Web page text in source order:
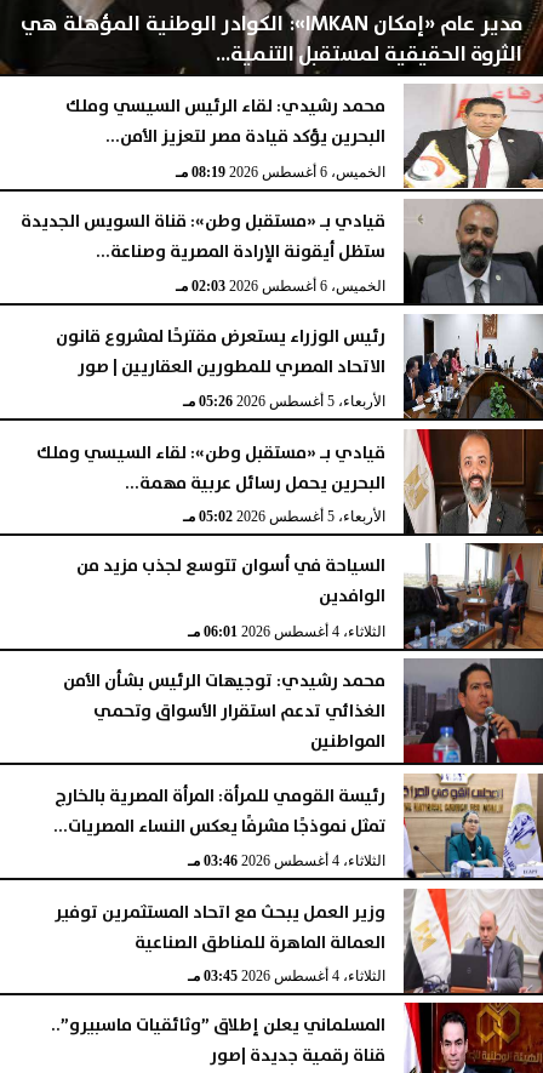
مدير عام «إمكان IMKAN»: الكوادر الوطنية المؤهلة هي
الثروة الحقيقية لمستقبل التنمية...
الخميس، 6 أغسطس 2026 08:28 مـ
محمد رشيدي: لقاء الرئيس السيسي وملك
البحرين يؤكد قيادة مصر لتعزيز الأمن...
الخميس، 6 أغسطس 2026 08:19 مـ
قيادي بـ «مستقبل وطن»: قناة السويس الجديدة
ستظل أيقونة الإرادة المصرية وصناعة...
الخميس، 6 أغسطس 2026 02:03 مـ
رئيس الوزراء يستعرض مقترحًا لمشروع قانون
الاتحاد المصري للمطورين العقاريين | صور
الأربعاء، 5 أغسطس 2026 05:26 مـ
قيادي بـ «مستقبل وطن»: لقاء السيسي وملك
البحرين يحمل رسائل عربية مهمة...
الأربعاء، 5 أغسطس 2026 05:02 مـ
السياحة في أسوان تتوسع لجذب مزيد من
الوافدين
الثلاثاء، 4 أغسطس 2026 06:01 مـ
محمد رشيدي: توجيهات الرئيس بشأن الأمن
الغذائي تدعم استقرار الأسواق وتحمي
المواطنين
الثلاثاء، 4 أغسطس 2026
رئيسة القومي للمرأة: المرأة المصرية بالخارج
تمثل نموذجًا مشرفًا يعكس النساء المصريات...
الثلاثاء، 4 أغسطس 2026 03:46 مـ
وزير العمل يبحث مع اتحاد المستثمرين توفير
العمالة الماهرة للمناطق الصناعية
الثلاثاء، 4 أغسطس 2026 03:45 مـ
المسلماني يعلن إطلاق ”وثائقيات ماسبيرو”..
قناة رقمية جديدة |صور